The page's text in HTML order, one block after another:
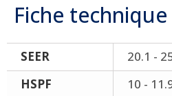
Fiche technique
SEER
20.1 -
HSPF
10 -